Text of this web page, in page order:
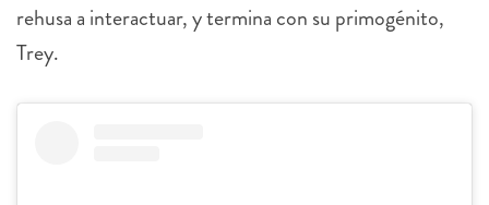
rehusa a interactuar, y termina con su primogénito,
Trey.